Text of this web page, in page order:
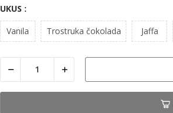
UKUS :
Vanila Trostruka čokolada Jaffa